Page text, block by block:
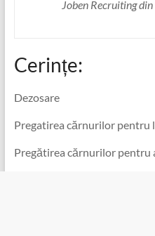
Joben Recruiting
Cerințe:
Dezosare
Pregatirea cărnurilor pentru
Pregătirea cărnurilor pentru